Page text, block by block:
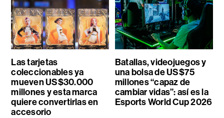
Las tarjetas
coleccionables ya
mueven US$30.000
millones y esta marca
quiere convertirlas en
accesorio
Batallas, videojuegos y
una bolsa de US$75
millones “capaz de
cambiar vidas”: así es la
Esports World Cup 2026